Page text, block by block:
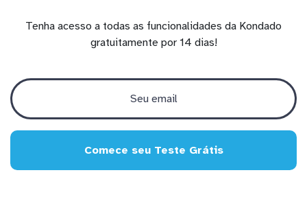
Tenha acesso a todas as funcionalidades da Kondado
gratuitamente por 14 dias!
Comece seu Teste Grátis